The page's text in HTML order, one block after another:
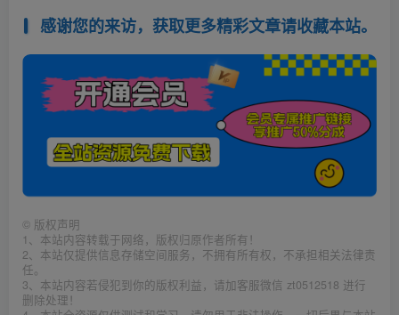
感谢您的来访，获取更多精彩文章请收藏本站。
© 版权声明
1、本站内容转载于网络，版权归原作者所有！
2、本站仅提供信息存储空间服务，不拥有所有权，不承担相关法律责
任。
3、本站内容若侵犯到你的版权利益，请加客服微信 zt0512518 进行
删除处理！